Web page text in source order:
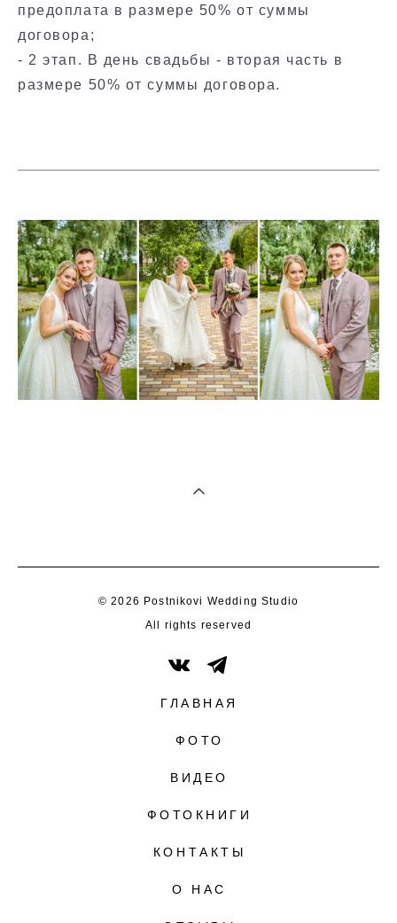
предоплата в размере 50% от суммы
договора;
- 2 этап. В день свадьбы - вторая часть в
размере 50% от суммы договора.
© 2026 Postnikovi Wedding Studio
All rights reserved
ГЛАВНАЯ
ФОТО
ВИДЕО
ФОТОКНИГИ
КОНТАКТЫ
О НАС